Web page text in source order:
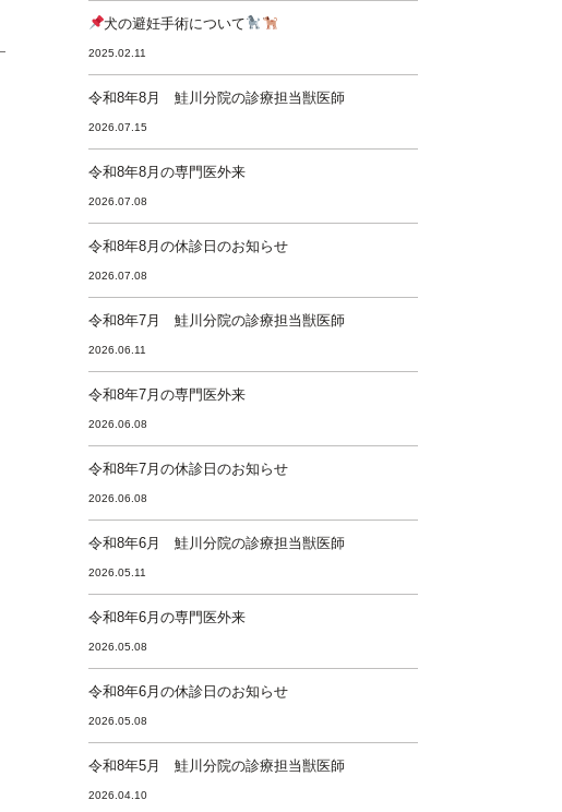
犬の避妊手術について
2025.02.11
令和8年8月 鮭川分院の診療担当獣医師
2026.07.15
令和8年8月の専門医外来
2026.07.08
令和8年8月の休診日のお知らせ
2026.07.08
令和8年7月 鮭川分院の診療担当獣医師
2026.06.11
令和8年7月の専門医外来
2026.06.08
令和8年7月の休診日のお知らせ
2026.06.08
令和8年6月 鮭川分院の診療担当獣医師
2026.05.11
令和8年6月の専門医外来
2026.05.08
令和8年6月の休診日のお知らせ
2026.05.08
令和8年5月 鮭川分院の診療担当獣医師
2026.04.10